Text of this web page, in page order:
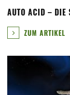
AUTO ACID – DIE
ZUM ARTIKEL